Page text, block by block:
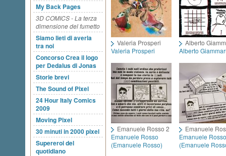
My Back Pages
3D COMICS - La terza
dimensione del fumetto
Siamo lieti di averla
tra noi
Concorso Crea il logo
per Dedalus di Jonas
Storie brevi
The Sound of Pixel
24 Hour Italy Comics
2009
Moving Pixel
30 minuti in 2000 pixel
Supereroi del
quotidiano
Valeria Prosperi
Valeria Prosperi
Alberto
Alberto
Emanuele Rosso 2
Emanuele Rosso
(Emanuele Rosso)
Emanuele
Emanuele Rosso
(Emanuele